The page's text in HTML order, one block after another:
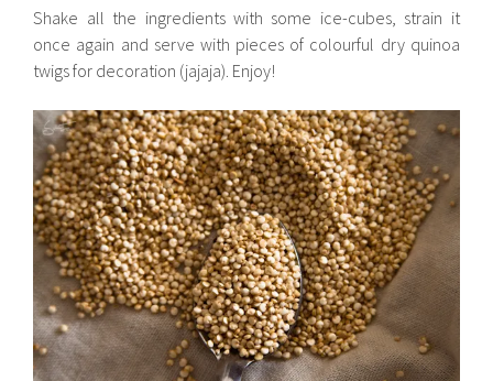
Shake all the ingredients with some ice-cubes, strain it
once again and serve with pieces of colourful dry quinoa
twigs for decoration (jajaja). Enjoy!